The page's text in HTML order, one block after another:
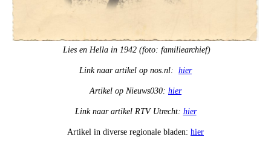
Lies en Hella in 1942 (foto: familiearchief)
Link naar artikel op nos.nl: hier
Artikel op Nieuws030: hier
Link naar artikel RTV Utrecht: hier
Artikel in diverse regionale bladen: hier